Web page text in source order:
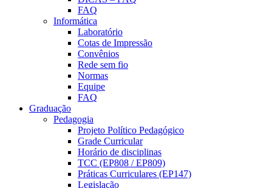
FAQ
Informática
Laboratório
Cotas de Impressão
Convênios
Rede sem fio
Normas
Equipe
FAQ
Graduação
Pedagogia
Projeto Político Pedagógico
Grade Curricular
Horário de disciplinas
TCC (EP808 / EP809)
Práticas Curriculares (EP147)
Legislação